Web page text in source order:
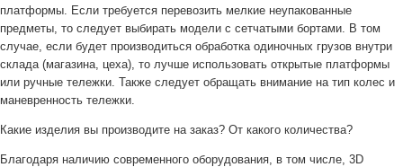
платформы. Если требуется перевозить мелкие неупакованные
предметы, то следует выбирать модели с сетчатыми бортами. В том
случае, если будет производиться обработка одиночных грузов внутри
склада (магазина, цеха), то лучше использовать открытые платформы
или ручные тележки. Также следует обращать внимание на тип колес и
маневренность тележки.
Какие изделия вы производите на заказ? От какого количества?
Благодаря наличию современного оборудования, в том числе, 3D